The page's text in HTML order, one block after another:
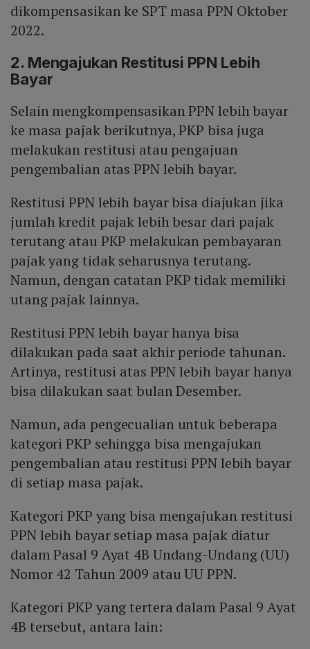
dikompensasikan ke SPT masa PPN Oktober
2022.
2. Mengajukan Restitusi PPN Lebih
Bayar
Selain mengkompensasikan PPN lebih bayar
ke masa pajak berikutnya, PKP bisa juga
melakukan restitusi atau pengajuan
pengembalian atas PPN lebih bayar.
Restitusi PPN lebih bayar bisa diajukan jika
jumlah kredit pajak lebih besar dari pajak
terutang atau PKP melakukan pembayaran
pajak yang tidak seharusnya terutang.
Namun, dengan catatan PKP tidak memiliki
utang pajak lainnya.
Restitusi PPN lebih bayar hanya bisa
dilakukan pada saat akhir periode tahunan.
Artinya, restitusi atas PPN lebih bayar hanya
bisa dilakukan saat bulan Desember.
Namun, ada pengecualian untuk beberapa
kategori PKP sehingga bisa mengajukan
pengembalian atau restitusi PPN lebih bayar
di setiap masa pajak.
Kategori PKP yang bisa mengajukan restitusi
PPN lebih bayar setiap masa pajak diatur
dalam Pasal 9 Ayat 4B Undang-Undang (UU)
Nomor 42 Tahun 2009 atau UU PPN.
Kategori PKP yang tertera dalam Pasal 9 Ayat
4B tersebut, antara lain: